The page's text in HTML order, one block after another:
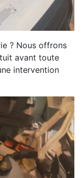
? Nous offrons
avant toute
intervention